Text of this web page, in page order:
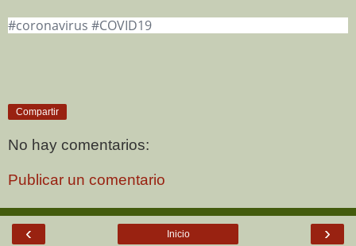
#coronavirus #COVID19
Compartir
No hay comentarios:
Publicar un comentario
‹ ›
Inicio